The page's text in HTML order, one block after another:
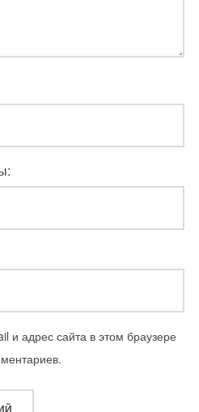
и адрес сайта в этом браузере